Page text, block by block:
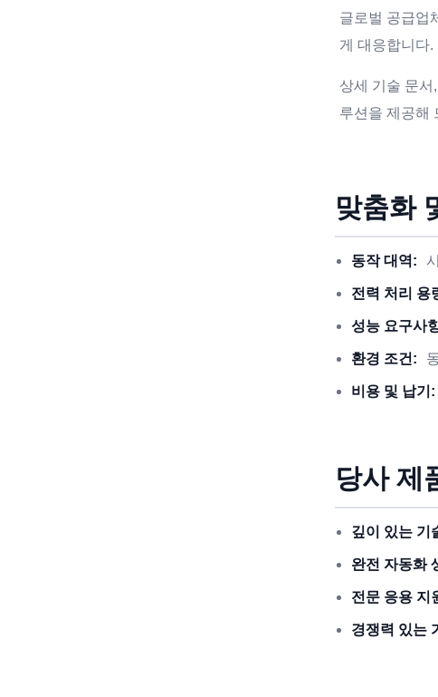
글로벌 공급업
게 대응합니다.
상세 기술 문
루션을 제공해
맞춤화
동작 대역:
전력 처리 용
성능 요구사
환경 조건:
비용 및 납기:
당사 제
깊이 있는 기
완전 자동화
전문 응용 지
경쟁력 있는